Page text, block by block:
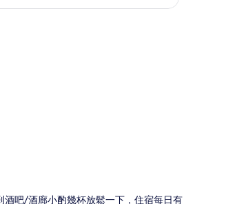
吧/酒廊小酌幾杯放鬆一下，住宿每日有